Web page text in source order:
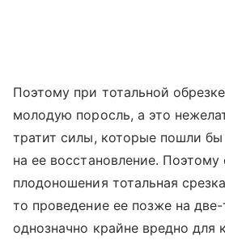
Поэтому при тотальной
молодую поросль, а это
тратит силы, которые пошли бы
на ее восстановление. Поэтому
плодоношения тотальная
то проведение ее позже на
однозначно крайне вредно для